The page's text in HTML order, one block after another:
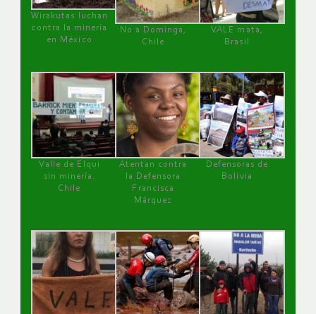
Wirakutas luchan
contra la minería
en México
No a Dominga,
Chile
VALE mata,
Brasil
Valle de Elqui
sin minería.
Chile
Atentan contra
la Defensora
Francisca
Márquez
Defensoras de
Bolivia